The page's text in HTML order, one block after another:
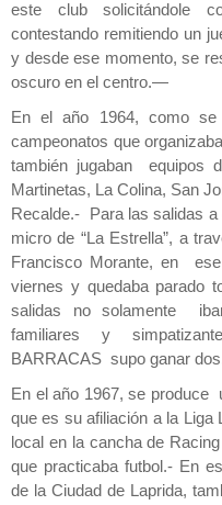
este club solicitándole
contestando remitiendo un
y desde ese momento, se
oscuro en el centro.—
En el año 1964, como se
campeonatos que
también jugaban equipos
Martinetas, La Colina, San
Recalde.- Para las salidas
micro de “La Estrella”, a
Francisco Morante, en
viernes y quedaba parado
salidas no solamente
familiares y
BARRACAS supo ganar
En el año 1967, se
que es su afiliación a la Liga
local en la cancha de
que practicaba futbol.- En
de la Ciudad de Laprida,